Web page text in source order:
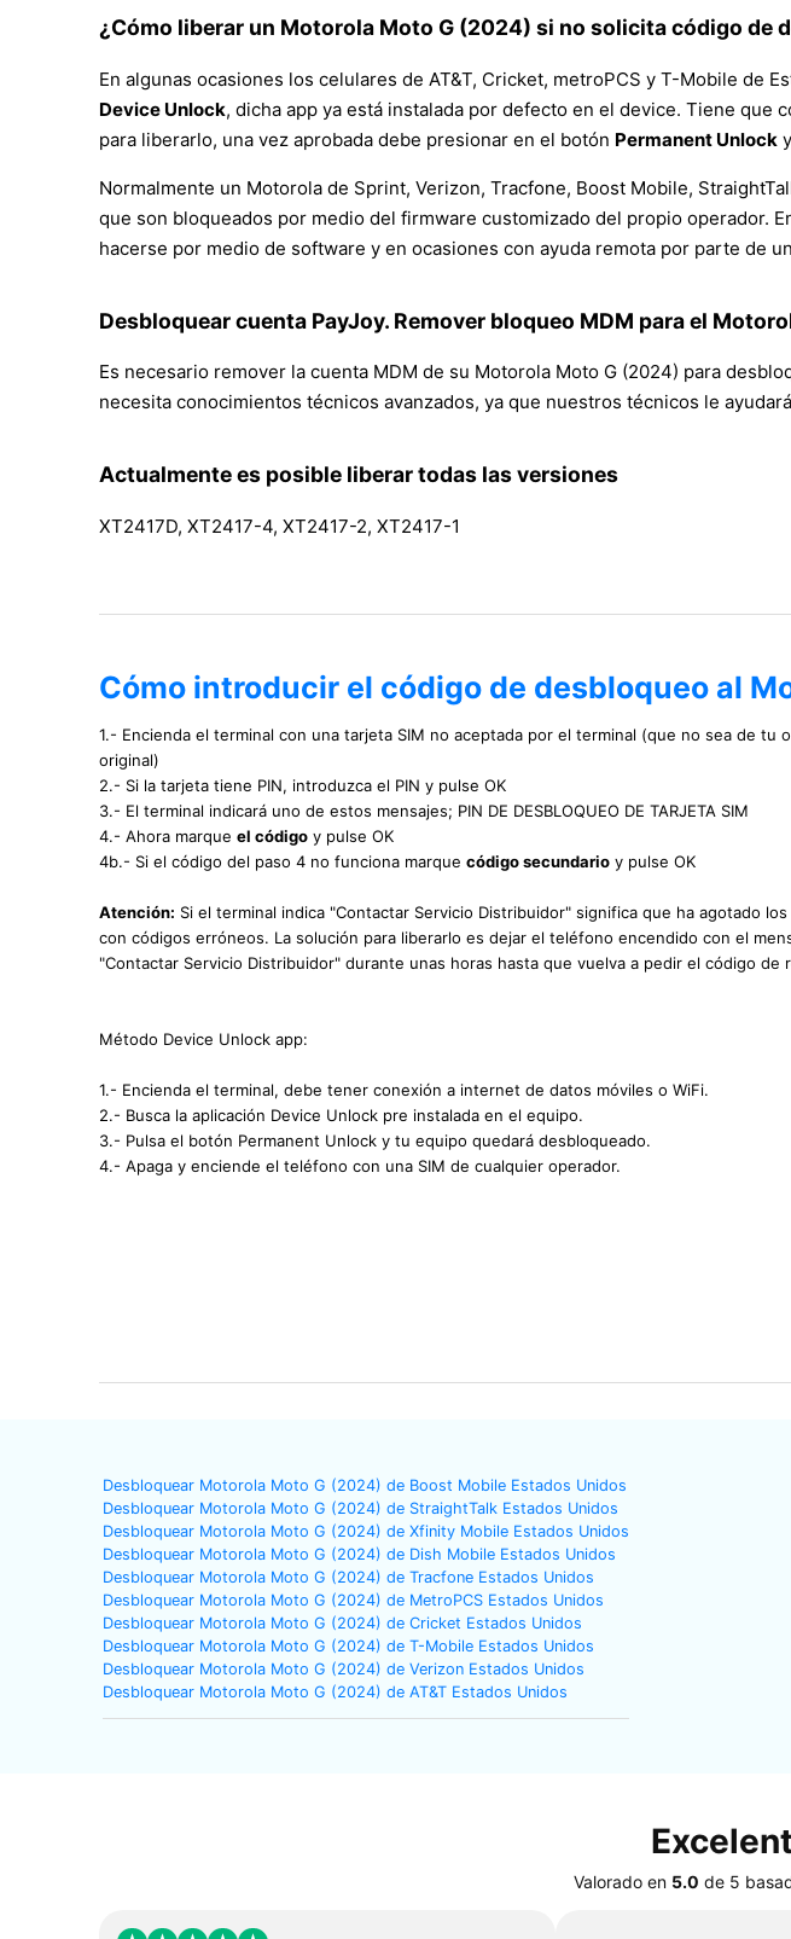
¿Cómo liberar un Motorola Moto G (2024) si no solicita código de
En algunas ocasiones los celulares de AT&T, Cricket, metroPCS y T-Mobile de
Device Unlock, dicha app ya está instalada por defecto en el device. Tiene
para liberarlo, una vez aprobada debe presionar en el botón Permanent Unlock
Normalmente un Motorola de Sprint, Verizon, Tracfone, Boost Mobile,
que son bloqueados por medio del firmware customizado del propio operador.
hacerse por medio de software y en ocasiones con ayuda remota por parte de
Desbloquear cuenta PayJoy. Remover bloqueo MDM para el
Es necesario remover la cuenta MDM de su Motorola Moto G (2024) para
necesita conocimientos técnicos avanzados, ya que nuestros técnicos le
Actualmente es posible liberar todas las versiones
XT2417D, XT2417-4, XT2417-2, XT2417-1
Cómo introducir el código de desbloqueo al
1.- Encienda el terminal con una tarjeta SIM no aceptada por el terminal (que no sea de tu
original)
2.- Si la tarjeta tiene PIN, introduzca el PIN y pulse OK
3.- El terminal indicará uno de estos mensajes; PIN DE DESBLOQUEO DE TARJETA SIM
4.- Ahora marque el código y pulse OK
4b.- Si el código del paso 4 no funciona marque código secundario y pulse OK
Atención: Si el terminal indica "Contactar Servicio Distribuidor" significa que ha agotado
con códigos erróneos. La solución para liberarlo es dejar el teléfono encendido con el
"Contactar Servicio Distribuidor" durante unas horas hasta que vuelva a pedir el código de
Método Device Unlock app:
1.- Encienda el terminal, debe tener conexión a internet de datos móviles o WiFi.
2.- Busca la aplicación Device Unlock pre instalada en el equipo.
3.- Pulsa el botón Permanent Unlock y tu equipo quedará desbloqueado.
4.- Apaga y enciende el teléfono con una SIM de cualquier operador.
Desbloquear Motorola Moto G (2024) de Boost Mobile Estados Unidos
Desbloquear Motorola Moto G (2024) de StraightTalk Estados Unidos
Desbloquear Motorola Moto G (2024) de Xfinity Mobile Estados Unidos
Desbloquear Motorola Moto G (2024) de Dish Mobile Estados Unidos
Desbloquear Motorola Moto G (2024) de Tracfone Estados Unidos
Desbloquear Motorola Moto G (2024) de MetroPCS Estados Unidos
Desbloquear Motorola Moto G (2024) de Cricket Estados Unidos
Desbloquear Motorola Moto G (2024) de T-Mobile Estados Unidos
Desbloquear Motorola Moto G (2024) de Verizon Estados Unidos
Desbloquear Motorola Moto G (2024) de AT&T Estados Unidos
Valorado en 5.0 de 5